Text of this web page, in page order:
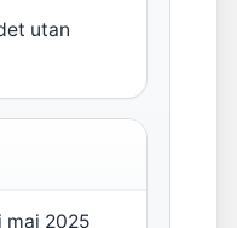
utan
2025